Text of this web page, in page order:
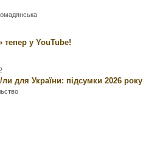
тепер у YouTube!
для України: підсумки 2026 року